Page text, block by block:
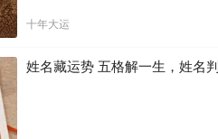
十年大运
姓名藏运势 五格解一生，姓名